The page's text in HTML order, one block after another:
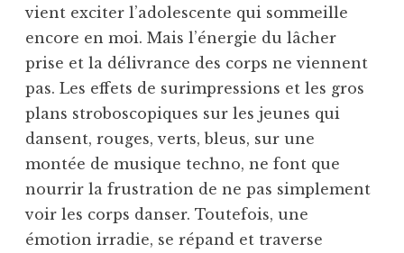
vient exciter l’adolescente qui sommeille
encore en moi. Mais l’énergie du lâcher
prise et la délivrance des corps ne viennent
pas. Les effets de surimpressions et les gros
plans stroboscopiques sur les jeunes qui
dansent, rouges, verts, bleus, sur une
montée de musique techno, ne font que
nourrir la frustration de ne pas simplement
voir les corps danser. Toutefois, une
émotion irradie, se répand et traverse